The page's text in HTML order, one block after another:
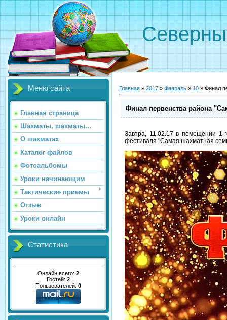
Меню сайта
Главная страница
Шахматы, шахматы...
О шахматах
Каталог файлов
Фотоальбомы
Уроки начинающим
Тактические приемы
Отзыв
Уроки онлайн
Статистика
Онлайн всего: 2
Гостей: 2
Пользователей: 0
Главная » 2017 » Февраль » 10 » Финал
Финал первенства района
Завтра, 11.02.17 в помещении
фестиваля "Самая шахматная